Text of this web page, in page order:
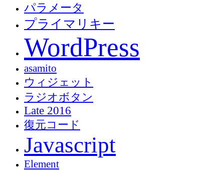
パラメータ
プライマリキー
WordPress
asamito
ウィジェット
ラジオボタン
Late 2016
復元コード
Javascript
Element